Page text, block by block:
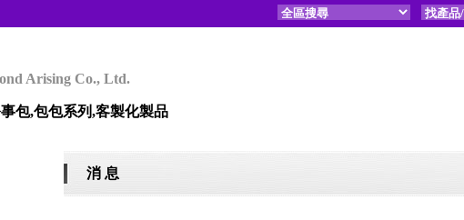
Arising Co., Ltd.
包,包包系列,客製化製品
消 息